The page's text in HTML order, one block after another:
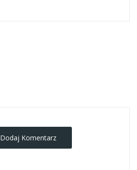
Dodaj Komentarz